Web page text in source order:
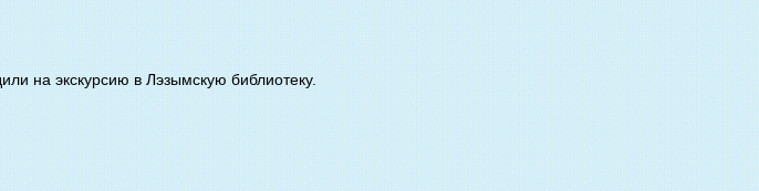
на экскурсию в Лэзымскую библиотеку.